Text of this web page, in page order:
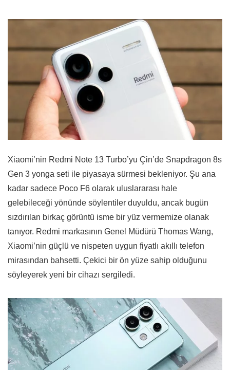
Xiaomi’nin Redmi Note 13 Turbo’yu Çin’de Snapdragon 8s
Gen 3 yonga seti ile piyasaya sürmesi bekleniyor. Şu ana
kadar sadece Poco F6 olarak uluslararası hale
gelebileceği yönünde söylentiler duyuldu, ancak bugün
sızdırılan birkaç görüntü isme bir yüz vermemize olanak
tanıyor. Redmi markasının Genel Müdürü Thomas Wang,
Xiaomi’nin güçlü ve nispeten uygun fiyatlı akıllı telefon
mirasından bahsetti. Çekici bir ön yüze sahip olduğunu
söyleyerek yeni bir cihazı sergiledi.